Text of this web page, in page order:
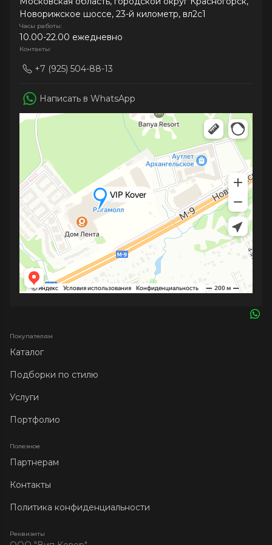
Новорижское шоссе, 23-й километр, вл2с1
Часы работы:
10.00-22.00 ежедневно
Контакты:
+7 (925) 504-88-13
Написать в WhatsApp
Покупателям
Каталог
Подборки по стилю
Услуги
Портфолио
Полезное
Партнерам
Контакты
Политика конфиденциальности
Реквизиты